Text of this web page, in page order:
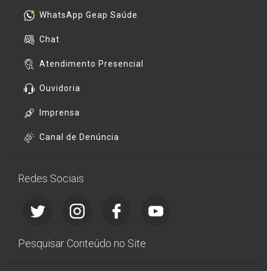
WhatsApp Geap Saúde
Chat
Atendimento Presencial
Ouvidoria
Imprensa
Canal de Denúncia
Redes Sociais
Pesquisar Conteúdo no Site